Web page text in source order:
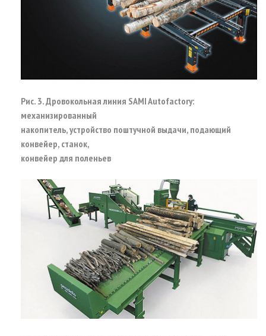
Рис. 3. Дровокольная линия SAMI Autofactory:
механизированный
накопитель, устройство поштучной выдачи, подающий
конвейер, станок,
конвейер для поленьев